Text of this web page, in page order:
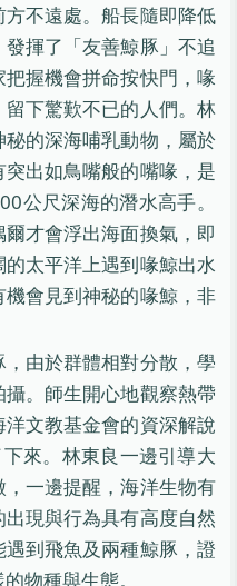
不遠處。船長隨即降低
揮了「友善鯨豚」不追
握機會拼命按快門，喙
下驚歎不已的人們。林
的深海哺乳動物，屬於
出如鳥嘴般的嘴喙，是
公尺深海的潛水高手。
才會浮出海面換氣，即
太平洋上遇到喙鯨出水
會見到神秘的喙鯨，非
由於群體相對分散，學
。師生開心地觀察熱帶
文教基金會的資深解說
來。林東良一邊引導大
一邊提醒，海洋生物有
現與行為具有高度自然
到飛魚及兩種鯨豚，證
物種與生態。